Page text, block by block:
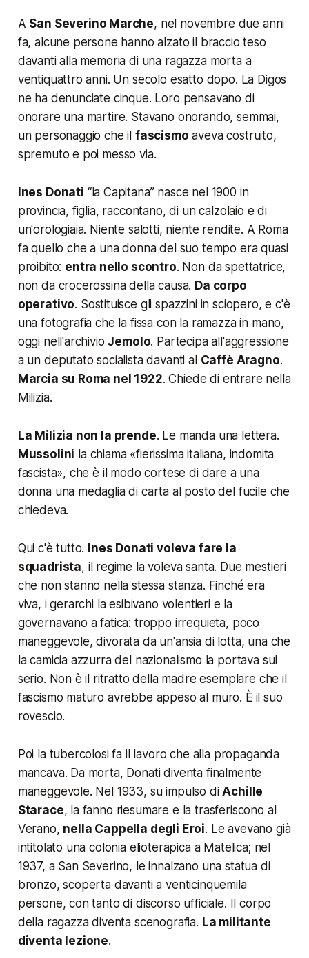
A San Severino Marche, nel novembre due anni
fa, alcune persone hanno alzato il braccio teso
davanti alla memoria di una ragazza morta a
ventiquattro anni. Un secolo esatto dopo. La Digos
ne ha denunciate cinque. Loro pensavano di
onorare una martire. Stavano onorando, semmai,
un personaggio che il fascismo aveva costruito,
spremuto e poi messo via.
Ines Donati “la Capitana” nasce nel 1900 in
provincia, figlia, raccontano, di un calzolaio e di
un'orologiaia. Niente salotti, niente rendite. A Roma
fa quello che a una donna del suo tempo era quasi
proibito: entra nello scontro. Non da spettatrice,
non da crocerossina della causa. Da corpo
operativo. Sostituisce gli spazzini in sciopero, e c'è
una fotografia che la fissa con la ramazza in mano,
oggi nell'archivioJemolo. Partecipa all'aggressione
a un deputato socialista davanti al Caffè Aragno.
Marcia su Roma nel 1922. Chiede di entrare nella
Milizia.
La Milizia non la prende. Le manda una lettera.
Mussolini la chiama «fierissima italiana, indomita
fascista», che è il modo cortese di dare a una
donna una medaglia di carta al posto del fucile che
chiedeva.
Qui c'è tutto. Ines Donati voleva fare la
squadrista, il regime la voleva santa. Due mestieri
che non stanno nella stessa stanza. Finché era
viva, i gerarchi la esibivano volentieri e la
governavano a fatica: troppo irrequieta, poco
maneggevole, divorata da un'ansia di lotta, una che
la camicia azzurra del nazionalismo la portava sul
serio. Non è il ritratto della madre esemplare che il
fascismo maturo avrebbe appeso al muro. È il suo
rovescio.
Poi la tubercolosi fa il lavoro che alla propaganda
mancava. Da morta, Donati diventa finalmente
maneggevole. Nel 1933, su impulso diAchille
Starace, la fanno riesumare e la trasferiscono al
Verano, nella Cappella degli Eroi. Le avevano già
intitolato una colonia elioterapica a Matelica; nel
1937, a San Severino, le innalzano una statua di
bronzo, scoperta davanti a venticinquemila
persone, con tanto di discorso ufficiale. Il corpo
della ragazza diventa scenografia. La militante
diventa lezione.